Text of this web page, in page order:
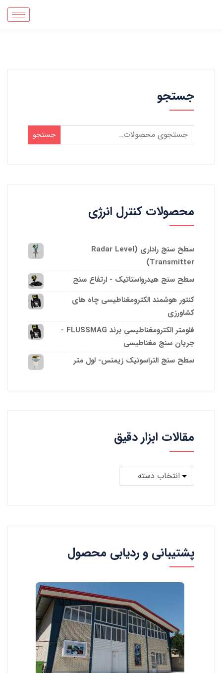
جستجو
جستجو
محصولات کنترل انرژی
سطح سنج راداری (Radar Level
Transmitter)
سطح سنج هیدرواستاتیک - ارتفاع سنج
کنتور هوشمند الکترومغناطیسی چاه های
کشاورزی
فلومتر الکترومغناطیسی برند FLUSSMAG -
جریان سنج مغناطیسی
سطح سنج التراسونیک زیمنس- لول متر
مقالات ابزار دقیق
پشتیبانی و ردیابی محصول